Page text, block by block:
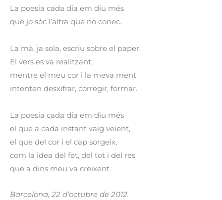
La poesia cada dia em diu més
que jo sóc l’altra que no conec.
La mà, ja sola, escriu sobre el paper.
El vers es va realitzant,
mentre el meu cor i la meva ment
intenten desxifrar, corregir, formar.
La poesia cada dia em diu més
el que a cada instant vaig veient,
el que del cor i el cap sorgeix,
com la idea del fet, del tot i del res
que a dins meu va creixent.
Barcelona, 22 d’octubre de 2012.